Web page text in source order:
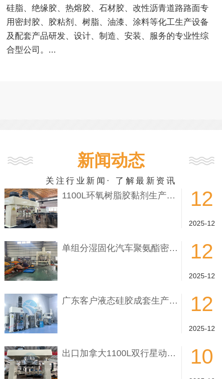
硅脂、绝缘胶、热熔胶、石材胶、改性沥青道路路面专
用密封胶、胶粘剂、树脂、油漆、涂料等化工生产设备
及配套产品研发、设计、制造、安装、服务的专业性综
合型公司。...
新闻动态
关注行业新闻· 了解最新资讯
1100L环氧树脂胶黏剂生产设备 12
2025-12
单组分湿固化汽车聚氨酯密封胶生产设备 12
2025-12
广东客户液态硅胶成套生产设备完成 12
2025-12
出口加拿大1100L双行星动力混合搅拌机完成 10